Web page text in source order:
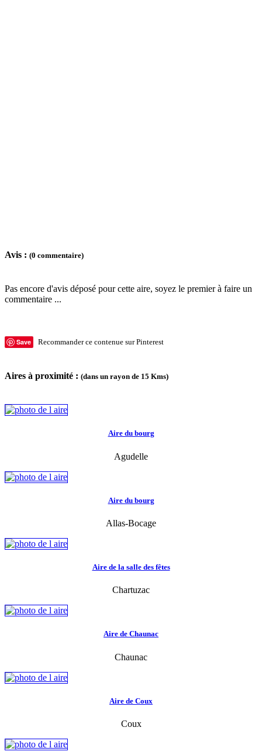
Avis : (0 commentaire)
Pas encore d'avis déposé pour cette aire, soyez le premier à faire un
commentaire ...
Save Recommander ce contenue sur Pinterest
Aires à proximité : (dans un rayon de 15 Kms)
Aire du bourg
Agudelle
Aire du bourg
Allas-Bocage
Aire de la salle des fêtes
Chartuzac
Aire de Chaunac
Chaunac
Aire de Coux
Coux